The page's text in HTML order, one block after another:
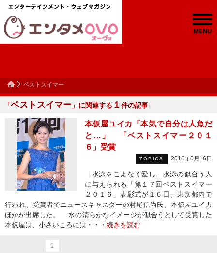
MENU
ベストスイマー
「ベストスイマー 」に関連する １ 件の記事
本仮屋ユイカ「本気で自分は人魚だ
と…」 「ベストスイマー２０１
６」受賞
TOPICS 2016年6月16日
水泳をこよなく愛し、水泳の似合う人
に与えられる「第１７回ベストスイマー
２０１６」表彰式が１６日、東京都内で
行われ、受賞者でニュースキャスターの村尾信尚氏、本仮屋ユイカ
ほかが出席した。 水の清らかなイメージが似合うとして受賞した
本仮屋は、小さいころには・・・ 続きを読む
1